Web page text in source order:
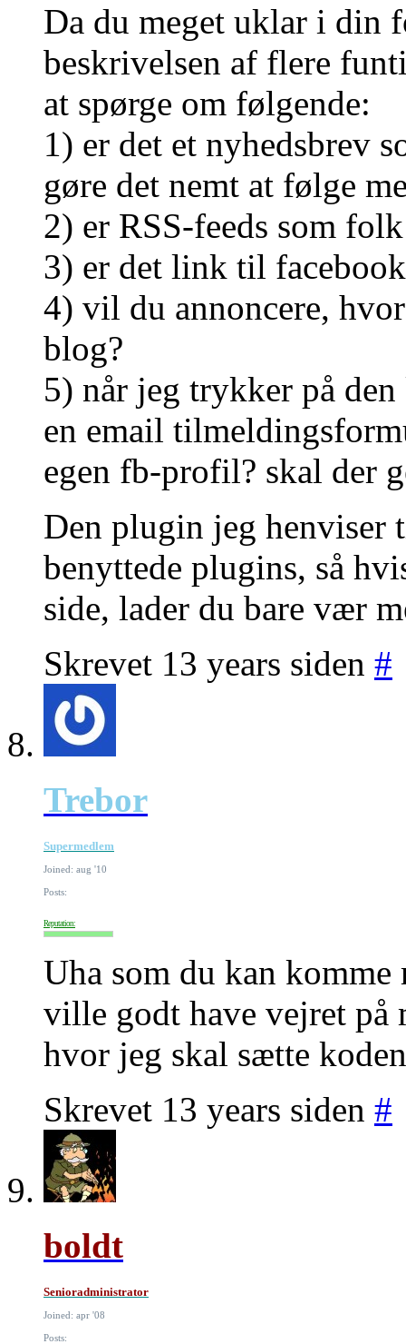
Da du meget uklar i din
beskrivelsen af flere
at spørge om følgende:
1) er det et nyhedsbrev
gøre det nemt at følge
2) er RSS-feeds som
3) er det link til
4) vil du annoncere,
blog?
5) når jeg trykker på den
en email
egen fb-profil? skal der
Den plugin jeg henviser
benyttede plugins, så
side, lader du bare vær
Skrevet 13 years siden #
Trebor
Supermedlem
Joined: aug '10
Posts:
Reputation:
Uha som du kan
ville godt have vejret på
hvor jeg skal sætte
Skrevet 13 years siden #
boldt
Senioradministrator
Joined: apr '08
Posts: